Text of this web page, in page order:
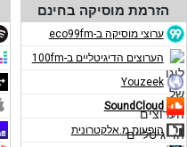
הזרמת מוסיקה בחינם
ערוצי מוסיקה ב-eco99fm
הערוצים הדיגיטליים ב-100fm
Youzeek
SoundCloud
הופעות מ.אלקטרונית